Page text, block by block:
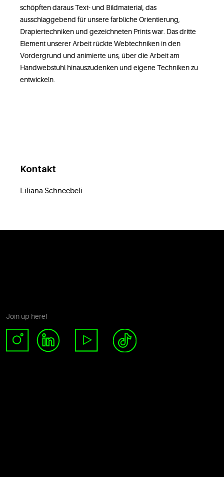
schöpften daraus Text- und Bildmaterial, das
ausschlaggebend für unsere farbliche Orientierung,
Drapiertechniken und gezeichneten Prints war. Das dritte
Element unserer Arbeit rückte Webtechniken in den
Vordergrund und animierte uns, über die Arbeit am
Handwebstuhl hinauszudenken und eigene Techniken zu
entwickeln.
Kontakt
Liliana Schneebeli
Join up here!